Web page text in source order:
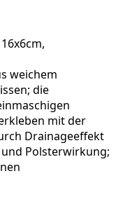
weichem
die
mit der
Drainageeffekt
Polsterwirkung;